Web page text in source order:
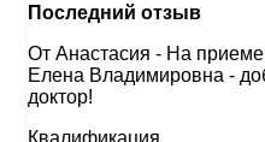
Последний отзыв
От Анастасия - На
Елена Владимировна -
доктор!
Квалификация